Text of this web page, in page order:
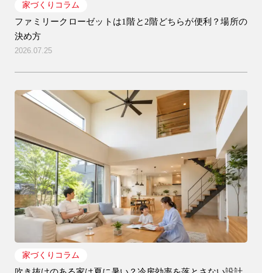
家づくりコラム
ファミリークローゼットは1階と2階どちらが便利？場所の
決め方
2026.07.25
家づくりコラム